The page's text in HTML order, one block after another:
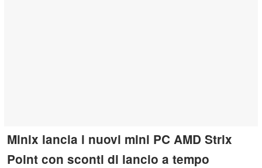
Minix lancia i nuovi mini PC AMD Strix
Point con sconti di lancio a tempo